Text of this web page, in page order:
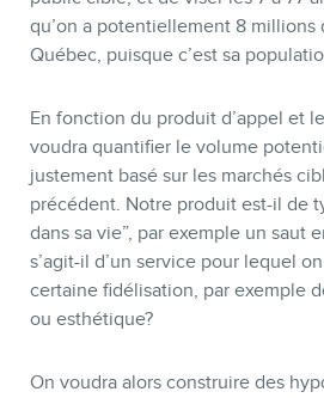
qu’on a potentiellement 8 millions
Québec, puisque c’est sa
En fonction du produit d’appel et
voudra quantifier le volume
justement basé sur les marchés
précédent. Notre produit est-il de
dans sa vie”, par exemple un saut
s’agit-il d’un service pour lequel
certaine fidélisation, par exemple
ou esthétique?
On voudra alors construire des